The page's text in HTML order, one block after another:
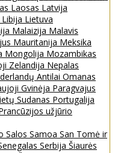
Laosas Latvija
Libija Lietuva
Malaizija Malavis
Mauritanija Meksika
Mongolija Mozambikas
Zelandija Nepalas
Antilai Omanas
Gvinėja Paragvajus
Sudanas Portugalija
užjūrio
Salos Samoa San Tomė ir
Serbija Šiaurės